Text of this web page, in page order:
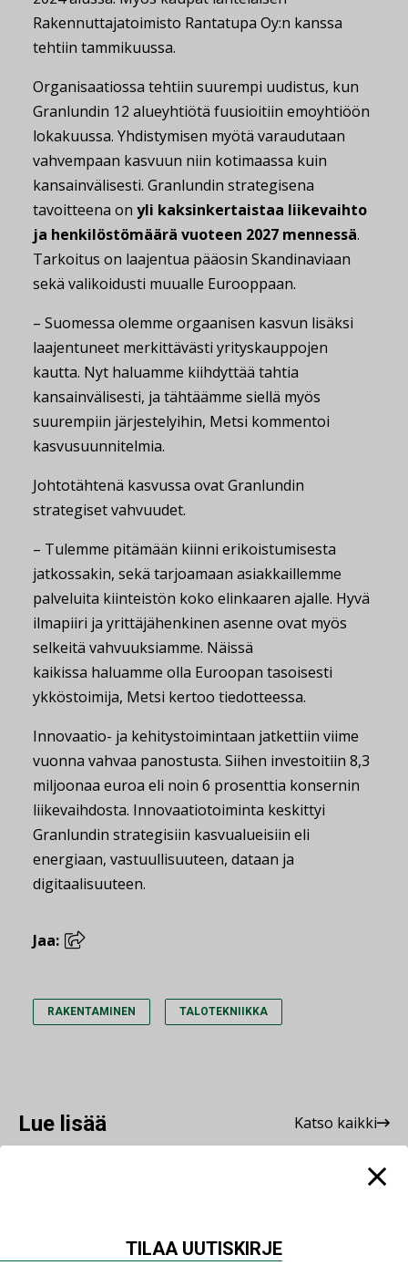
Rakennuttajatoimisto Rantatupa Oy:n kanssa
tehtiin tammikuussa.
Organisaatiossa tehtiin suurempi uudistus, kun
Granlundin 12 alueyhtiötä fuusioitiin emoyhtiöön
lokakuussa. Yhdistymisen myötä varaudutaan
vahvempaan kasvuun niin kotimaassa kuin
kansainvälisesti. Granlundin strategisena
tavoitteena on yli kaksinkertaistaa liikevaihto
ja henkilöstömäärä vuoteen 2027 mennessä.
Tarkoitus on laajentua pääosin Skandinaviaan
sekä valikoidusti muualle Eurooppaan.
– Suomessa olemme orgaanisen kasvun lisäksi
laajentuneet merkittävästi yrityskauppojen
kautta. Nyt haluamme kiihdyttää tahtia
kansainvälisesti, ja tähtäämme siellä myös
suurempiin järjestelyihin, Metsi kommentoi
kasvusuunnitelmia.
Johtotähtenä kasvussa ovat Granlundin
strategiset vahvuudet.
– Tulemme pitämään kiinni erikoistumisesta
jatkossakin, sekä tarjoamaan asiakkaillemme
palveluita kiinteistön koko elinkaaren ajalle. Hyvä
ilmapiiri ja yrittäjähenkinen asenne ovat myös
selkeitä vahvuuksiamme. Näissä
kaikissa haluamme olla Euroopan tasoisesti
ykköstoimija, Metsi kertoo tiedotteessa.
Innovaatio- ja kehitystoimintaan jatkettiin viime
vuonna vahvaa panostusta. Siihen investoitiin 8,3
miljoonaa euroa eli noin 6 prosenttia konsernin
liikevaihdosta. Innovaatiotoiminta keskittyi
Granlundin strategisiin kasvualueisiin eli
energiaan, vastuullisuuteen, dataan ja
digitaalisuuteen.
Jaa:
RAKENTAMINEN TALOTEKNIIKKA
Lue lisää Katso kaikki
Energiayhteisöt
avaavat uuden tavan
TILAA UUTISKIRJE